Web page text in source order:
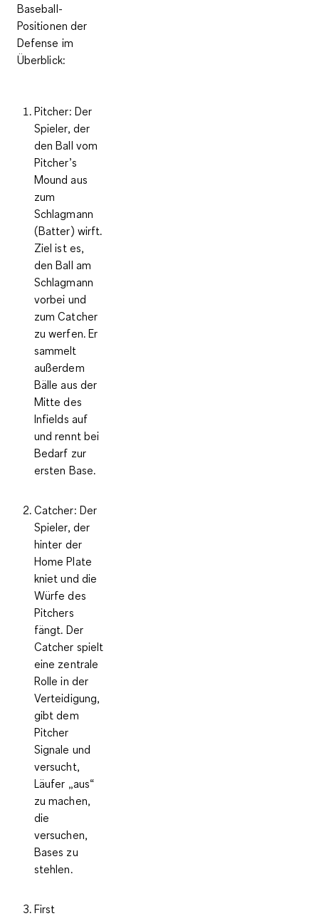
Baseball-
Positionen der
Defense im
Überblick:
Pitcher: Der
Spieler, der
den Ball vom
Pitcher’s
Mound aus
zum
Schlagmann
(Batter) wirft.
Ziel ist es,
den Ball am
Schlagmann
vorbei und
zum Catcher
zu werfen. Er
sammelt
außerdem
Bälle aus der
Mitte des
Infields auf
und rennt bei
Bedarf zur
ersten Base.
Catcher: Der
Spieler, der
hinter der
Home Plate
kniet und die
Würfe des
Pitchers
fängt. Der
Catcher spielt
eine zentrale
Rolle in der
Verteidigung,
gibt dem
Pitcher
Signale und
versucht,
Läufer „aus“
zu machen,
die
versuchen,
Bases zu
stehlen.
First